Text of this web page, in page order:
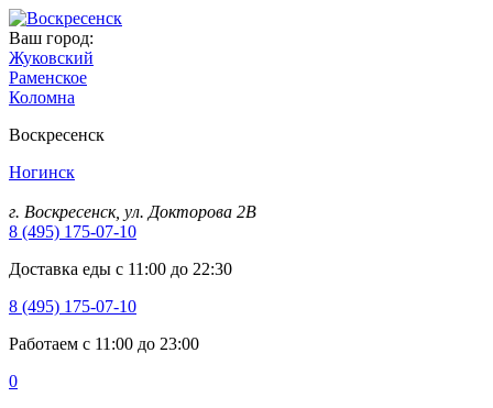
Ваш город:
Жуковский
Раменское
Коломна
Воскресенск
Ногинск
г. Воскресенск, ул. Докторова 2B
8 (495) 175-07-10
Доставка еды с 11:00 до 22:30
8 (495) 175-07-10
Работаем с 11:00 до 23:00
0